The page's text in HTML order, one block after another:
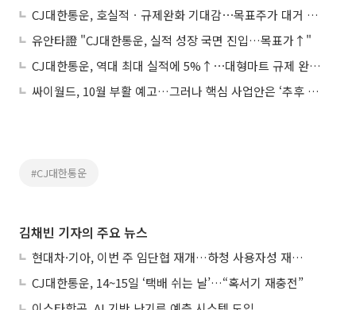
CJ대한통운, 호실적ㆍ규제완화 기대감⋯목표주가 대거 상향에 9%↑
유안타證 "CJ대한통운, 실적 성장 국면 진입…목표가↑"
CJ대한통운, 역대 최대 실적에 5%↑⋯대형마트 규제 완화 수혜주
싸이월드, 10월 부활 예고…그러나 핵심 사업안은 ‘추후 공개’
#CJ대한통운
김채빈 기자의 주요 뉴스
현대차·기아, 이번 주 임단협 재개…하청 사용자성 재심도 ‘변수’
CJ대한통운, 14~15일 ‘택배 쉬는 날’…“혹서기 재충전”